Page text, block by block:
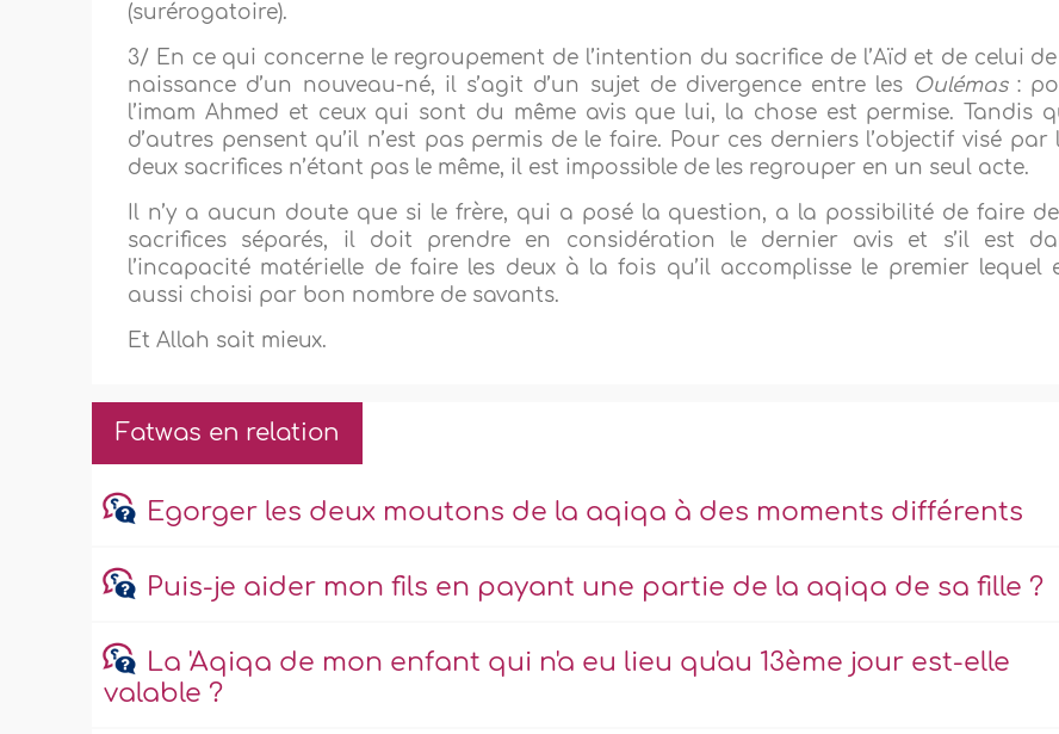
(surérogatoire).
3/ En ce qui concerne le regroupement de l’intention du sacrifice de l’Aïd et de celui
naissance d’un nouveau-né, il s’agit d’un sujet de divergence entre les Oulémas:
l’imam Ahmed et ceux qui sont du même avis que lui, la chose est permise. Tandis
d’autres pensent qu’il n’est pas permis de le faire. Pour ces derniers l’objectif visé par
deux sacrifices n’étant pas le même, il est impossible de les regrouper en un seul acte.
Il n’y a aucun doute que si le frère, qui a posé la question, a la possibilité de faire
sacrifices séparés, il doit prendre en considération le dernier avis et s’il est
l’incapacité matérielle de faire les deux à la fois qu’il accomplisse le premier lequel
aussi choisi par bon nombre de savants.
Et Allah sait mieux.
Fatwas en relation
Egorger les deux moutons de la aqiqa à des moments différents
Puis-je aider mon fils en payant une partie de la aqiqa de sa fille ?
La 'Aqiqa de mon enfant qui n'a eu lieu qu'au 13ème jour est-elle
valable ?